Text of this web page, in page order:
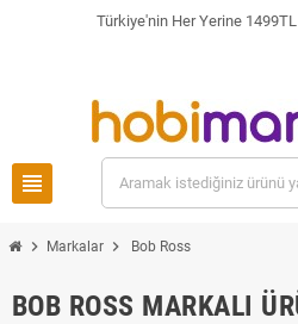
Türkiye'nin Her Yerine
view_headline
chevron_right Markalar chevron_right Bob Ross
BOB ROSS MARKALI